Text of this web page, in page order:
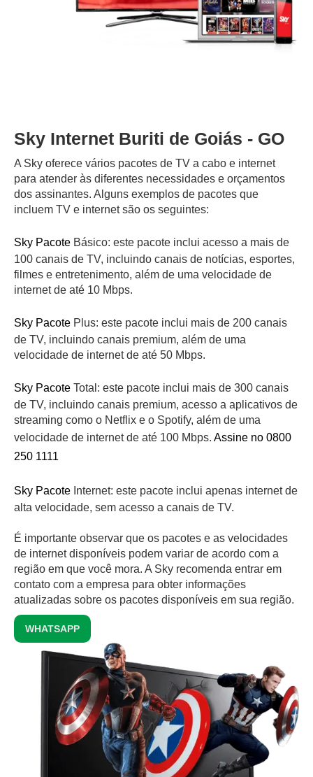
Sky Internet Buriti de Goiás - GO
A Sky oferece vários pacotes de TV a cabo e internet
para atender às diferentes necessidades e orçamentos
dos assinantes. Alguns exemplos de pacotes que
incluem TV e internet são os seguintes:
Sky Pacote Básico: este pacote inclui acesso a mais de
100 canais de TV, incluindo canais de notícias, esportes,
filmes e entretenimento, além de uma velocidade de
internet de até 10 Mbps.
Sky Pacote Plus: este pacote inclui mais de 200 canais
de TV, incluindo canais premium, além de uma
velocidade de internet de até 50 Mbps.
Sky Pacote Total: este pacote inclui mais de 300 canais
de TV, incluindo canais premium, acesso a aplicativos de
streaming como o Netflix e o Spotify, além de uma
velocidade de internet de até 100 Mbps. Assine no 0800
250 1111
Sky Pacote Internet: este pacote inclui apenas internet de
alta velocidade, sem acesso a canais de TV.
É importante observar que os pacotes e as velocidades
de internet disponíveis podem variar de acordo com a
região em que você mora. A Sky recomenda entrar em
contato com a empresa para obter informações
atualizadas sobre os pacotes disponíveis em sua região.
WHATSAPP